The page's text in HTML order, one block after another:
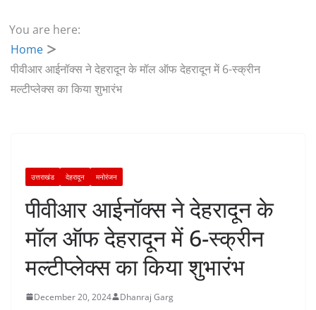
You are here:
Home
पीवीआर आईनॉक्स ने देहरादून के मॉल ऑफ देहरादून में 6-स्क्रीन
मल्टीप्लेक्स का किया शुभारंभ
उत्तराखंड देहरादून मनोरंजन
पीवीआर आईनॉक्स ने देहरादून के
मॉल ऑफ देहरादून में 6-स्क्रीन
मल्टीप्लेक्स का किया शुभारंभ
December 20, 2024 Dhanraj Garg